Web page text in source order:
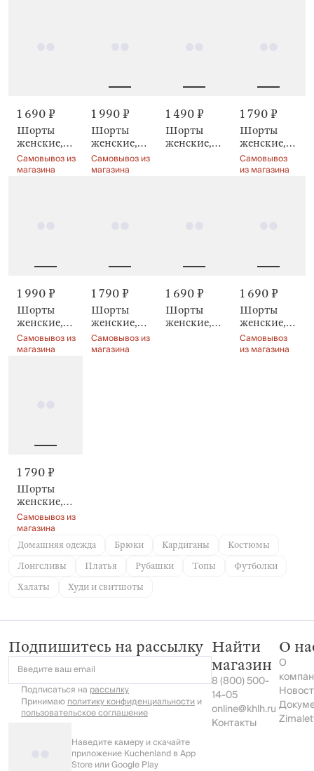
1 690 ₽
Шорты
женские,
домашние,
молочные,
Самовывоз из
магазина
1 990 ₽
Шорты
женские,
домашние,
Sevilla
Самовывоз из
магазина
1 490 ₽
Шорты
женские,
1 790 ₽
Шорты
женские,
Arisha
Самовывоз
из магазина
1 990 ₽
Шорты
женские,
Limva
Самовывоз из
магазина
1 790 ₽
Шорты
женские,
домашние,
белые,
Самовывоз из
магазина
1 690 ₽
Шорты
женские,
1 690 ₽
Шорты
женские,
домашние,
черные,
Самовывоз
из магазина
1 790 ₽
Шорты
женские,
домашние,
желтые,
Dirona
Самовывоз из
магазина
Домашняя одежда Брюки Кардиганы
Костюмы
Лонгсливы
Платья Рубашки Топы
Футболки
Халаты
Худи и свитшоты
Подпишитесь на рассылку
Введите ваш email
Подписаться на рассылку
Принимаюполитику конфиденциальностии
пользовательское соглашение
Наведите камеру и скачайте
приложение Kuchenland в App
Store или Google Play
Найти
магазин
8 (800) 500-
14-05
online@khlh.ru
Контакты
О
О